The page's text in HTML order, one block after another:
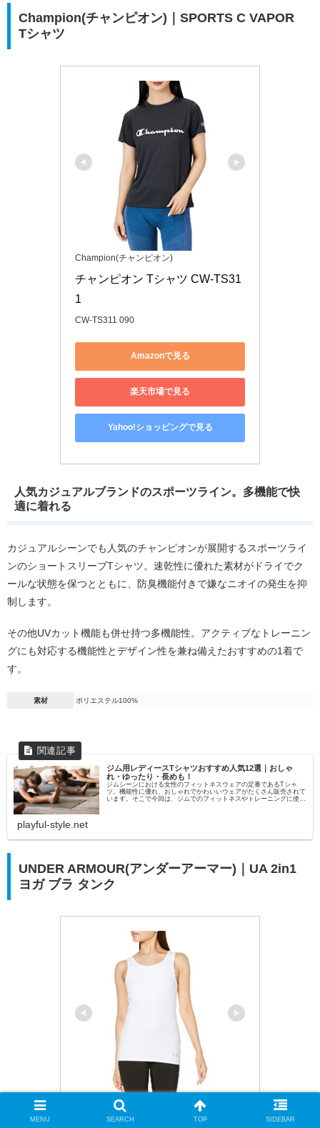
Champion(チャンピオン)｜SPORTS C VAPOR
Tシャツ
Champion(チャンピオン)
チャンピオン Tシャツ CW-TS31
1
CW-TS311 090
Amazonで見る
楽天市場で見る
Yahoo!ショッピングで見る
人気カジュアルブランドのスポーツライン。多機能で快
適に着れる
カジュアルシーンでも人気のチャンピオンが展開するスポーツライ
ンのショートスリーブTシャツ。速乾性に優れた素材がドライでク
ールな状態を保つとともに、防臭機能付きで嫌なニオイの発生を抑
制します。
その他UVカット機能も併せ持つ多機能性。アクティブなトレーニン
グにも対応する機能性とデザイン性を兼ね備えたおすすめの1着で
す。
素材 ポリエステル100%
ジム用レディースTシャツおすすめ人気12選｜おしゃ
れ・ゆったり・長めも！
ジムシーンにおける女性のフィットネスウェアの定番であるTシャ
ツ。機能性に優れ、おしゃれでかわいいウェアがたくさん販売されて
います。そこで今回は、ジムでのフィットネスやトレーニングに使え
playful-style.net
UNDER ARMOUR(アンダーアーマー)｜UA 2in1
ヨガ ブラ タンク
UNDER ARMOUR(アンダーアーマー)
MENU SEARCH TOP SIDEBAR